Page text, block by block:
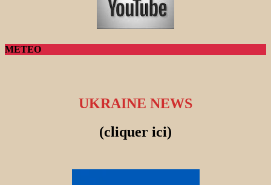
METEO
UKRAINE NEWS
(cliquer ici)